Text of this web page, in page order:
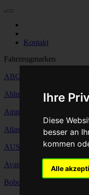
Ihre
Diese
besser an
kommen
Alle
Kontakt
Fahrzeugmarken
ABG
Ahlmann
Ammann
Atlas Copco
AUSA
Avant Tecno
Bobcat